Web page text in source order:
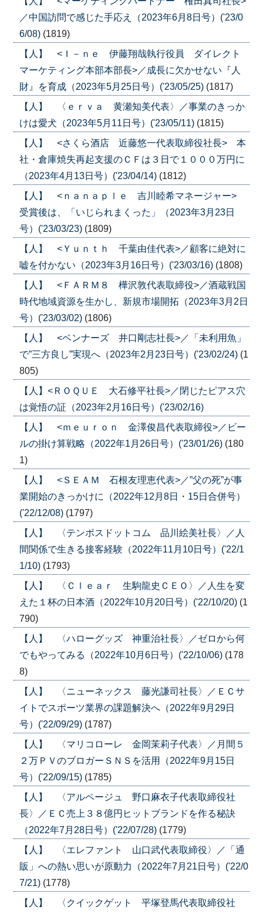
／中国訪問で感じた手応え（2023年6月8日号）('23/0
6/08) (1819)
【人】 <Ｉ－ｎｅ 伊藤翔哉執行役員 ダイレクト
マーケティング本部本部長>／成長に欠かせない『人
財』を育成（2023年5月25日号）('23/05/25) (1817)
【人】 〈ｅｒｖａ 黄瀬知美代表〉／事業のきっか
けは愛犬（2023年5月11日号）('23/05/11) (1815)
【人】 <さくら酒店 近藤悠一代表取締役社長> 本
社・倉庫焼失再起支援のＣＦは３日で１０００万円に
（2023年4月13日号）('23/04/14) (1812)
【人】 <ｎａｎａｐｌｅ 吉川睦希マネージャー>
受賞後は、「いじられまくった」（2023年3月23日
号）('23/03/23) (1809)
【人】 <Ｙｕｎｔｈ 千葉由佳代表>／顧客に絶対に
嘘を付かない（2023年3月16日号）('23/03/16) (1808)
【人】 <ＦＡＲＭ８ 樺沢敦代表取締役>／酒蔵戦国
時代地域資源を生かし、新規市場開拓（2023年3月2日
号）('23/03/02) (1806)
【人】 <ベンナーズ 井口剛志社長>／「未利用魚」
で”三方良し”実現へ（2023年2月23日号）('23/02/24) (1
805)
【人】<ＲＯＱＵＥ 大石修平社長>／閉じたピアス穴
は覚悟の証（2023年2月16日号）('23/02/16)
【人】 <ｍｅｕｒｏｎ 金澤俊昌代表取締役>／ビー
ルの掛け算戦略（2022年1月26日号）('23/01/26) (180
1)
【人】 <ＳＥＡＭ 石根友理恵代表>／”父の死”が事
業開始のきっかけに（2022年12月8日・15日合併号）
('22/12/08) (1797)
【人】 〈テンポスドットコム 品川絵美社長〉／人
間関係で生きる接客経験（2022年11月10日号）('22/1
1/10) (1793)
【人】 〈Ｃｌｅａｒ 生駒龍史ＣＥＯ〉／人生を変
えた１杯の日本酒（2022年10月20日号）('22/10/20) (1
790)
【人】 〈ハローグッズ 神重治社長〉／ゼロから何
でもやってみる（2022年10月6日号）('22/10/06) (178
8)
【人】 〈ニューネックス 藤光謙司社長〉／ＥＣサ
イトでスポーツ業界の課題解決へ（2022年9月29日
号）('22/09/29) (1787)
【人】 〈マリコローレ 金岡茉莉子代表〉／月間５
２万ＰＶのブロガーＳＮＳを活用（2022年9月15日
号）('22/09/15) (1785)
【人】 〈アルページュ 野口麻衣子代表取締役社
長〉／ＥＣ売上３８億円ヒットブランドを作る秘訣
（2022年7月28日号）('22/07/28) (1779)
【人】 〈エレファント 山口武代表取締役〉／「通
販」への熱い思いが原動力（2022年7月21日号）('22/0
7/21) (1778)
【人】 〈クイックゲット 平塚登馬代表取締役社